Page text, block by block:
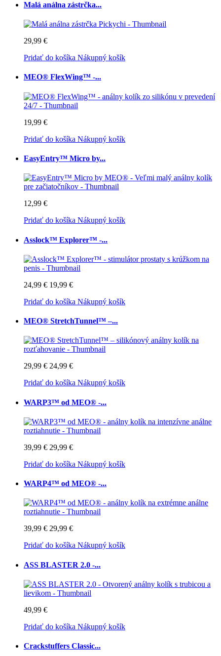
Malá análna zástrčka...
29,99 €
Pridať do košíka Nákupný košík
MEO® FlexWing™ -...
19,99 €
Pridať do košíka Nákupný košík
EasyEntry™ Micro by...
12,99 €
Pridať do košíka Nákupný košík
Asslock™ Explorer™ -...
24,99 € 19,99 €
Pridať do košíka Nákupný košík
MEO® StretchTunnel™ –...
29,99 € 24,99 €
Pridať do košíka Nákupný košík
WARP3™ od MEO® -...
39,99 € 29,99 €
Pridať do košíka Nákupný košík
WARP4™ od MEO® -...
39,99 € 29,99 €
Pridať do košíka Nákupný košík
ASS BLASTER 2.0 -...
49,99 €
Pridať do košíka Nákupný košík
Crackstuffers Classic...